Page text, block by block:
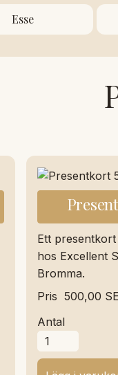
Esse
Ett
hos Excellent
Bromma.
Pris 500,00
Antal